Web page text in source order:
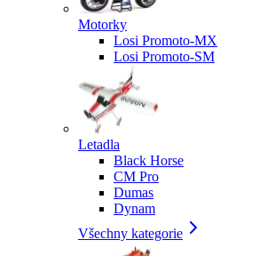
Motorky
Losi Promoto-MX
Losi Promoto-SM
Letadla
Black Horse
CM Pro
Dumas
Dynam
Všechny kategorie